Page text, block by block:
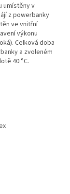
umístěny v
z powerbanky
ve vnitřní
výkonu
Celková doba
a zvoleném
40 °C.